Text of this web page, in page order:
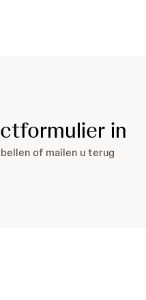
in
of mailen u terug